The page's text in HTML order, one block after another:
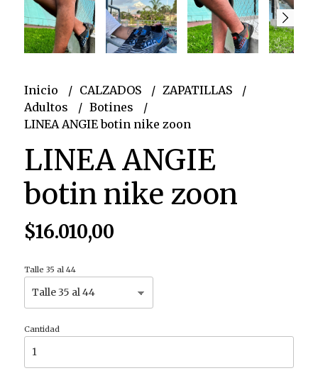
Inicio CALZADOS
ZAPATILLAS
Adultos
Botines
LINEA ANGIE botin nike zoon
LINEA ANGIE
botin nike zoon
$16.010,00
Talle 35 al 44
Cantidad